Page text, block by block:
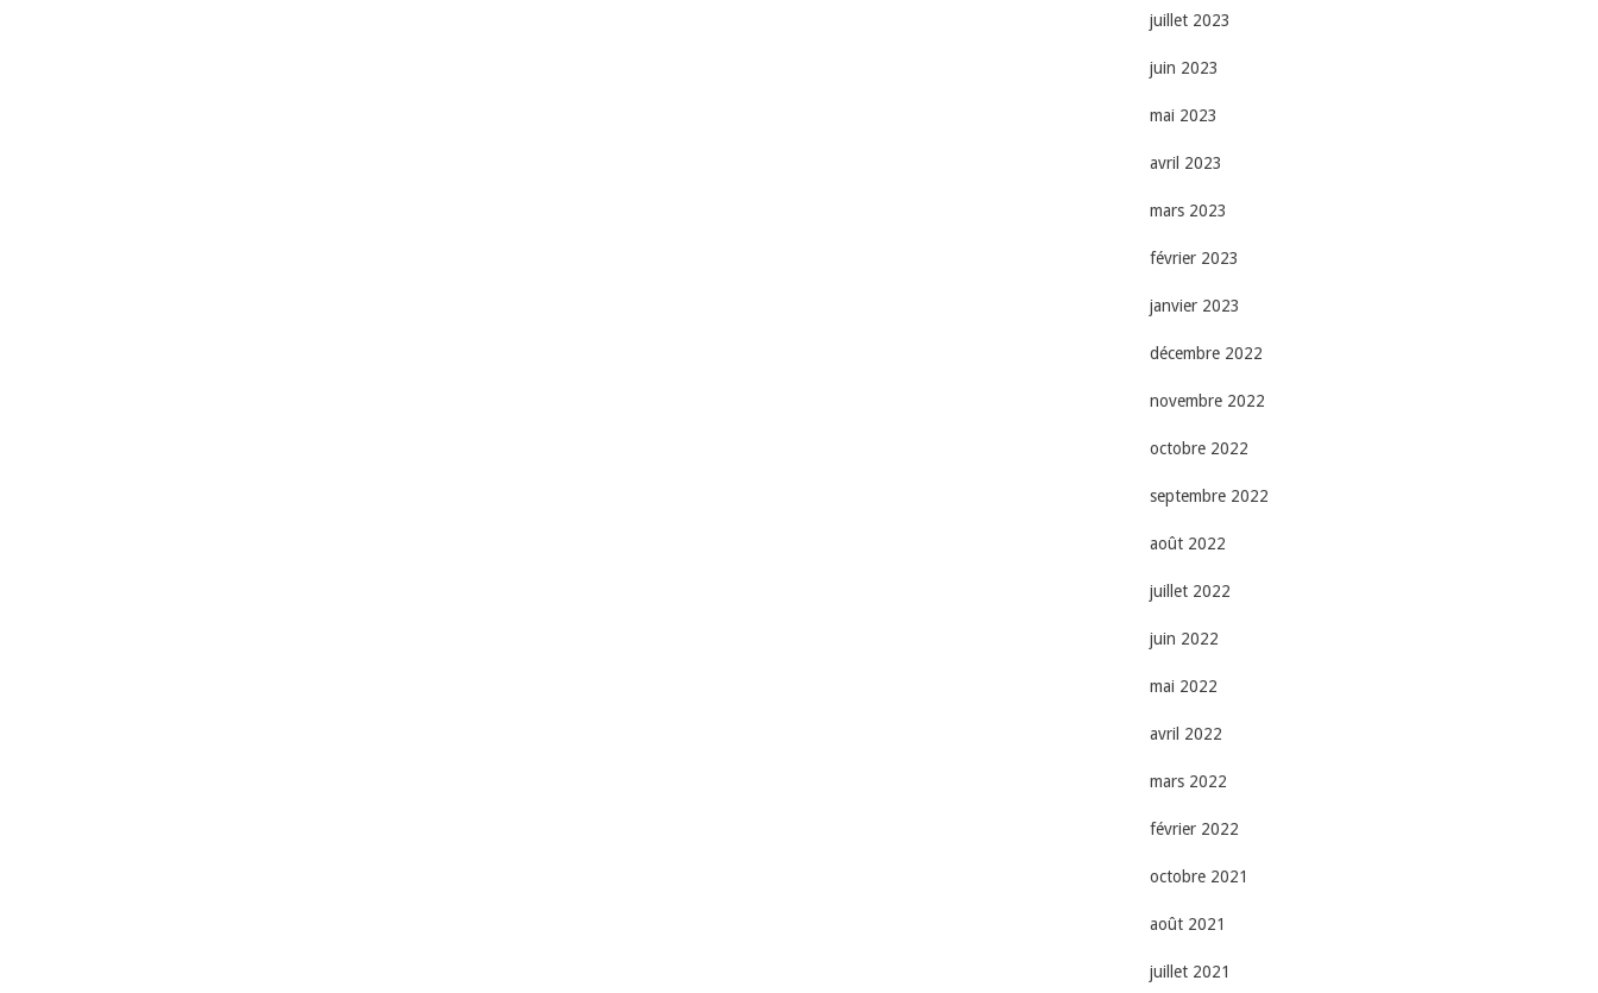
juillet 2023
juin 2023
mai 2023
avril 2023
mars 2023
février 2023
janvier 2023
décembre 2022
novembre 2022
octobre 2022
septembre 2022
août 2022
juillet 2022
juin 2022
mai 2022
avril 2022
mars 2022
février 2022
octobre 2021
août 2021
juillet 2021